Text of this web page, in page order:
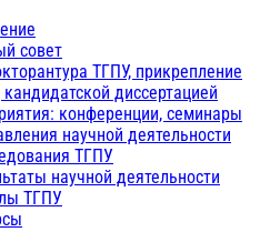
совет
ТГПУ, прикрепление
диссертацией
конференции, семинары
научной деятельности
ТГПУ
научной деятельности
ТГПУ